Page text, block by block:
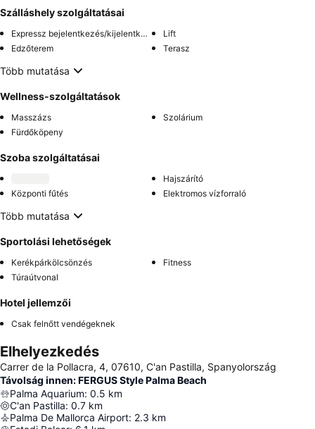
Szálláshely szolgáltatásai
Expressz bejelentkezés/kijelentkezés
Lift
Edzőterem
Terasz
Több mutatása
Wellness-szolgáltatások
Masszázs
Szolárium
Fürdőköpeny
Szoba szolgáltatásai
Hajszárító
Központi fűtés
Elektromos vízforraló
Több mutatása
Sportolási lehetőségek
Kerékpárkölcsönzés
Fitness
Túraútvonal
Hotel jellemzői
Csak felnőtt vendégeknek
Elhelyezkedés
Carrer de la Pollacra, 4, 07610, C'an Pastilla, Spanyolország
Távolság innen: FERGUS Style Palma Beach
Palma Aquarium: 0.5 km
C'an Pastilla: 0.7 km
Palma De Mallorca Airport: 2.3 km